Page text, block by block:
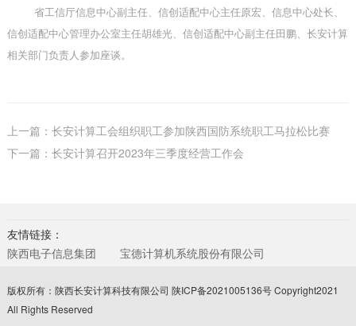
省工信厅信息中心副主任、信创适配中心主任原宏、信息中心处长、
信创适配中心管理办公室主任胡雄光、信创适配中心副主任田鹏、长安计算
相关部门负责人参加座谈。
上一篇：长安计算工会组织职工参加陕西国防系统职工马拉松比赛
下一篇：长安计算召开2023年三季度经营工作会
友情链接：
陕西电子信息集团
宝德计算机系统股份有限公司
版权所有：陕西长安计算科技有限公司 陕ICP备2021005136号Copyright2021
All Rights Reserved